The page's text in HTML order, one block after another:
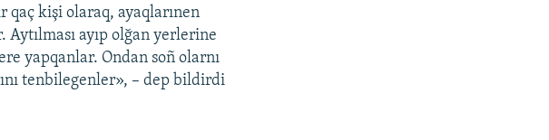
qaç kişi olaraq, ayaqlarınen
ayıp olğan yerlerine
yapqanlar. Ondan soñ olarnı
tenbilegenler», – dep bildirdi